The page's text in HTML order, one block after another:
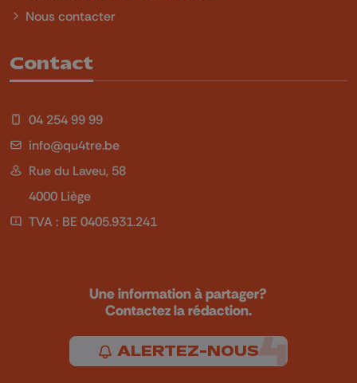
Nous contacter
Contact
04 254 99 99
info@qu4tre.be
Rue du Laveu, 58
4000 Liège
TVA : BE 0405.931.241
Une information à partager?
Contactez la rédaction.
ALERTEZ-NOUS